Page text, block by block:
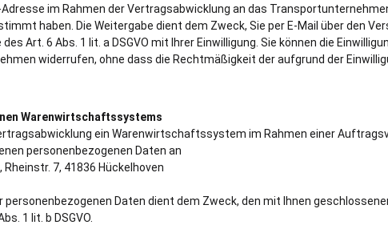
Adresse im Rahmen der Vertragsabwicklung an das
haben. Die Weitergabe dient dem Zweck, Sie per E-Mail über den
Art. 6 Abs. 1 lit. a DSGVO mit Ihrer Einwilligung. Sie können die
widerrufen, ohne dass die Rechtmäßigkeit der aufgrund der
Warenwirtschaftssystems
ein Warenwirtschaftssystem im Rahmen einer
personenbezogenen Daten an
7, 41836 Hückelhoven
personenbezogenen Daten dient dem Zweck, den mit Ihnen
1 lit. b DSGVO.